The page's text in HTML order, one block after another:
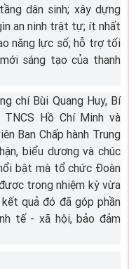
dân sinh; xây dựng
an ninh trật tự; ít nhất
năng lực số; hỗ trợ tối
sáng tạo của thanh
chí Bùi Quang Huy, Bí
Hồ Chí Minh và
Ban Chấp hành Trung
biểu dương và chúc
bật mà tổ chức Đoàn
trong nhiệm kỳ vừa
quả đó đã góp phần
tế - xã hội, bảo đảm